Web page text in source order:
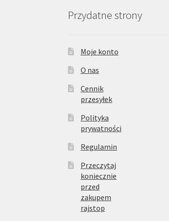
Przydatne strony
Moje konto
O nas
Cennik
przesyłek
Polityka
prywatności
Regulamin
Przeczytaj
koniecznie
przed
zakupem
rajstop